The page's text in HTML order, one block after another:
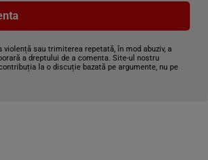
sau trimiterea repetată, în mod abuziv, a
a dreptului de a comenta. Site-ul nostru
la o discuție bazată pe argumente, nu pe